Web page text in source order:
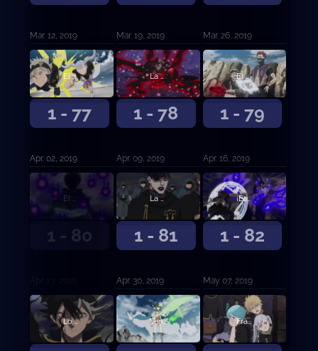
Mar. 12, 2019 Mar. 19, 2019 Mar. 26, 2019
1 - 77
El destino
Apr. 02, 2019
1 - 78
La Trampa del Plebeyo
Apr. 09, 2019
1 - 79
El delincuente contra el musculitos
Apr. 16, 2019
1 - 80
El hermano modelo contra el hermano mediocre
1 - 81
La forma de vida de cierto hombre
Apr. 30, 2019
1 - 82
¡Especial Petit Clover! ¡Charmy la demonio!
May. 07, 2019
Lo grabaré en vuestra memoria Vencedores Fraternizar al Desnudo